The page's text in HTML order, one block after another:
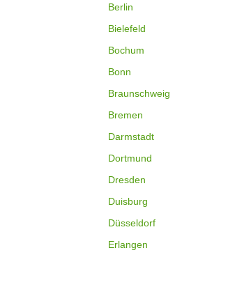
Berlin
Bielefeld
Bochum
Bonn
Braunschweig
Bremen
Darmstadt
Dortmund
Dresden
Duisburg
Düsseldorf
Erlangen